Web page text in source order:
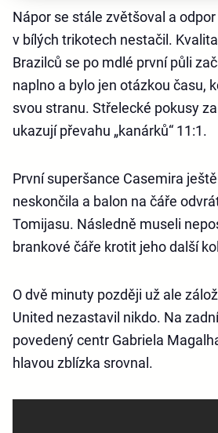
Nápor se stále zvětšoval a
v bílých trikotech nestačil.
Brazilců se po mdlé první půli
naplno a bylo jen otázkou času,
svou stranu. Střelecké pokusy
ukazují převahu „kanárků“ 11:1.
První superšance Casemira
neskončila a balon na čáře
Tomijasu. Následně museli
brankové čáře krotit jeho další
O dvě minuty později už ale
United nezastavil nikdo. Na
povedený centr Gabriela
hlavou zblízka srovnal.